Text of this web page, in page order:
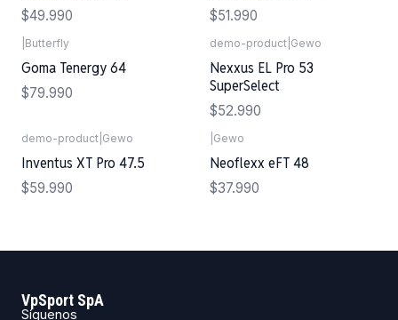
$49.990 $51.990
Butterfly
Goma Tenergy 64
$79.990
demo-product Gewo
Nexxus EL Pro 53
SuperSelect
$52.990
demo-product Gewo
Inventus XT Pro 47.5
$59.990
Gewo
Neoflexx eFT 48
$37.990
VpSport SpA
Síguenos